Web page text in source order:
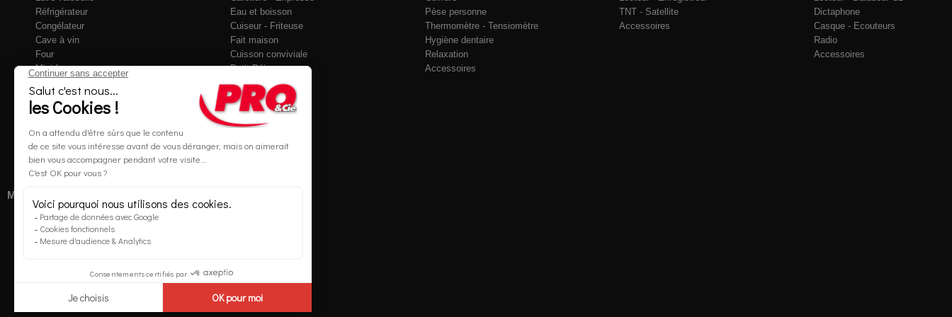
Réfrigérateur
Congélateur
Cave à vin
Four
Mini four
Plaque de cuisson
Cuisinière
Hotte
Eau et boisson
Cuiseur - Friteuse
Fait maison
Cuisson conviviale
Petit Déjeuner
Robots de cuisine
Culinaire
Soin du linge
Accessoires
Pèse personne
Thermomètre - Tensiomètre
Hygiène dentaire
Relaxation
Accessoires
TNT - Satellite
Accessoires
Dictaphone
Casque - Ecouteurs
Radio
Accessoires
Multimédia et Téléphonie
Informatique
Objets connectés
Téléphone
Traitement de l'air
Chariot de courses
Accessoires